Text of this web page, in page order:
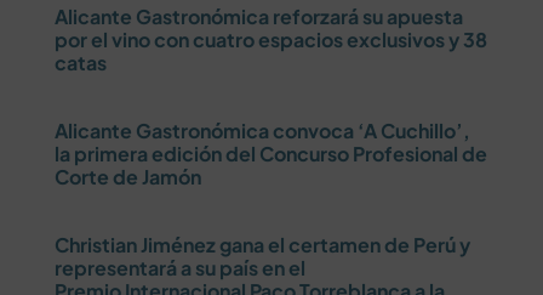
Alicante Gastronómica reforzará su apuesta
por el vino con cuatro espacios exclusivos y 38
catas
Alicante Gastronómica convoca ‘A Cuchillo’,
la primera edición del Concurso Profesional de
Corte de Jamón
Christian Jiménez gana el certamen de Perú y
representará a su país en el